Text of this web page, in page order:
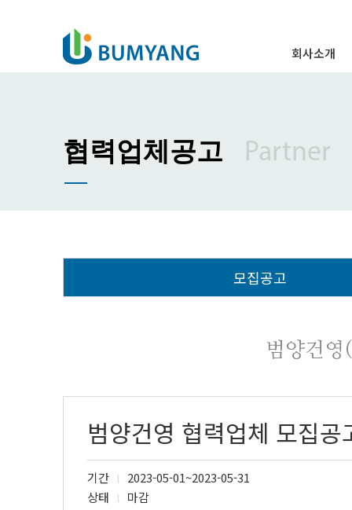
회사소개
조직도
협력업체공고 Partner
모집공고
범양건영
범양건영 협력업체 모집공
기간 l 2023-05-01~2023-05-31
상태
l 마감